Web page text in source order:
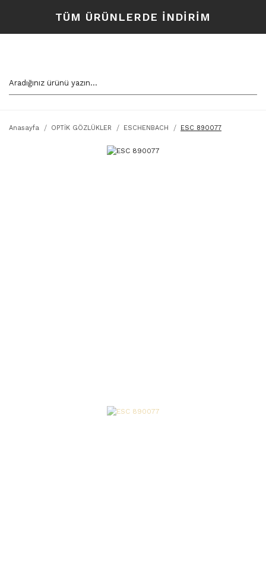
TÜM ÜRÜNLERDE İNDİRİM
Anasayfa OPTİK GÖZLÜKLER ESCHENBACH ESC 890077